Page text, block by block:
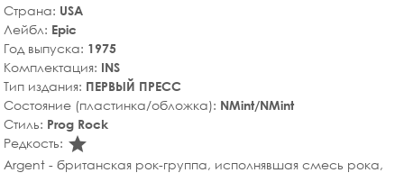
Страна: USA
Лейбл: Epic
Год выпуска: 1975
Комплектация: INS
Тип издания: ПЕРВЫЙ ПРЕСС
Состояние (пластинка/обложка): NMint/NMint
Стиль: Prog Rock
Редкость: star_rate
Argent - британская рок-группа, исполнявшая смесь рока,